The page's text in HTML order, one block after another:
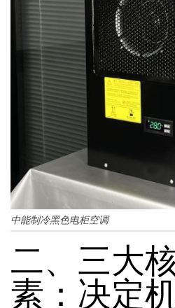
中能制冷黑色电柜空调
二、三大
素：决定